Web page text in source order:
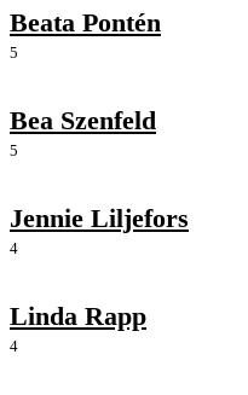
Beata Pontén
5
Bea Szenfeld
5
Jennie Liljefors
4
Linda Rapp
4